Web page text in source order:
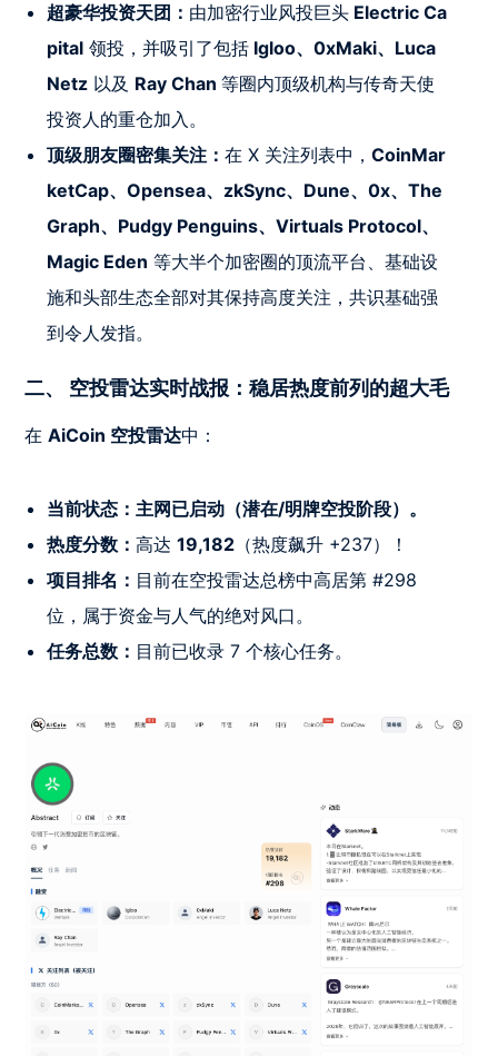
超豪华投资天团： 由加密行业风投巨头 Electric Ca
pital 领投，并吸引了包括 Igloo、0xMaki、Luca
Netz 以及 Ray Chan等圈内顶级机构与传奇天使
投资人的重仓加入。
顶级朋友圈密集关注：在 X 关注列表中，CoinMar
ketCap、Opensea、zkSync、Dune、0x、The
Graph、Pudgy Penguins、Virtuals Protocol、
Magic Eden 等大半个加密圈的顶流平台、基础设
施和头部生态全部对其保持高度关注，共识基础强
到令人发指。
二、 空投雷达实时战报：稳居热度前列的超大毛
在AiCoin 空投雷达中：
当前状态：主网已启动（潜在/明牌空投阶段）。
热度分数：高达19,182 （热度飙升 +237）！
项目排名： 目前在空投雷达总榜中高居第 #298
位，属于资金与人气的绝对风口。
任务总数： 目前已收录 7 个核心任务。